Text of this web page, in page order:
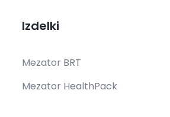
Izdelki
Mezator BRT
Mezator HealthPack